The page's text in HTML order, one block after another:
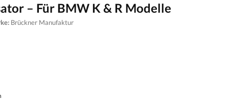
HANDTUCH
– Für BMW K & R Modelle
Brückner Manufaktur